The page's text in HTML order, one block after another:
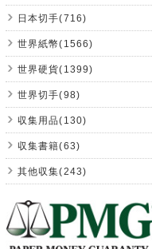
日本切手(716)
世界紙幣(1566)
世界硬貨(1399)
世界切手(98)
収集用品(130)
収集書籍(63)
其他収集(243)